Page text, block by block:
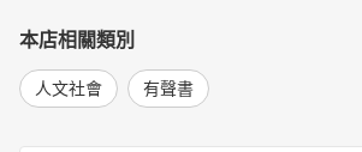
第十五章：不能給妳快樂
第十七章：我喜歡把快樂當傳染病
第十八章：獄外的天空也是你的
本店相關類別
人文社會 有聲書